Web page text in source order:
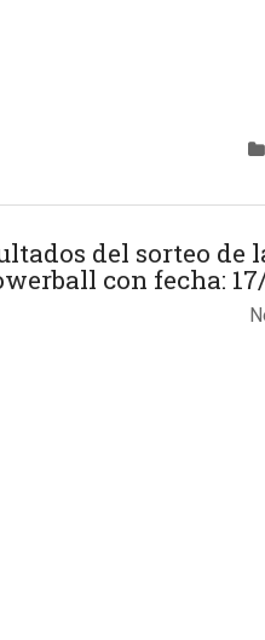
del sorteo de
con fecha: